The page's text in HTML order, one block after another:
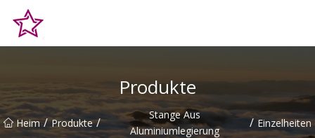
Produkte
Heim / Produkte /
Stange Aus
Aluminiumlegierung
/ Einzelheiten